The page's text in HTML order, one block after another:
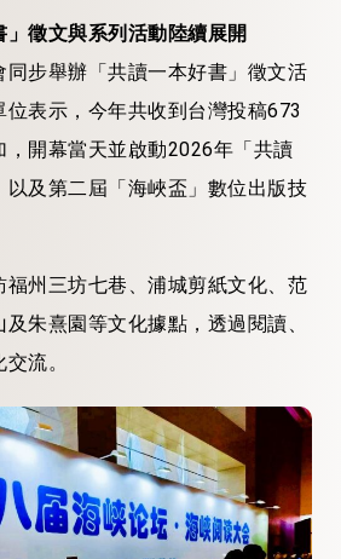
徵文與系列活動陸續展開
步舉辦「共讀一本好書」徵文活
表示，今年共收到台灣投稿673
，開幕當天並啟動2026年「共讀
及第二屆「海峽盃」數位出版技
州三坊七巷、浦城剪紙文化、范
朱熹園等文化據點，透過閱讀、
流。